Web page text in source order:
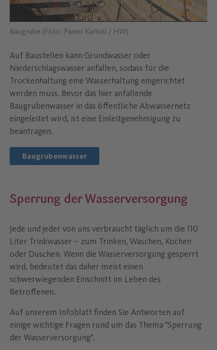
Baugrube (Foto: Pawel Kanicki / HW)
Auf Baustellen kann Grundwasser oder
Niederschlagswasser anfallen, sodass für die
Trockenhaltung eine Wasserhaltung eingerichtet
werden muss. Bevor das hier anfallende
Baugrubenwasser in das öffentliche Abwassernetz
eingeleitet wird, ist eine Einleitgenehmigung zu
beantragen.
Baugrubenwasser
Sperrung der Wasserversorgung
Jede und jeder von uns verbraucht täglich um die 110
Liter Trinkwasser – zum Trinken, Waschen, Kochen
oder Duschen. Wenn die Wasserversorgung gesperrt
wird, bedeutet das daher meist einen
schwerwiegenden Einschnitt im Leben des
Betroffenen.
Auf unserem Infoblatt finden Sie Antworten auf
einige wichtige Fragen rund um das Thema "Sperrung
der Wasserversorgung".